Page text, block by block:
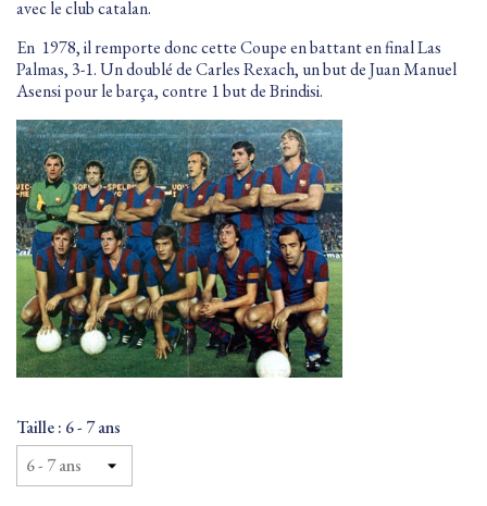
avec le club catalan.
En 1978, il remporte donc cette Coupe en battant en final Las
Palmas, 3-1. Un doublé de Carles Rexach, un but de Juan Manuel
Asensi pour le barça, contre 1 but de Brindisi.
Taille : 6 - 7 ans